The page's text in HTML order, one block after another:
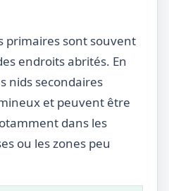
primaires sont souvent
endroits abrités. En
nids secondaires
et peuvent être
dans les
ou les zones peu